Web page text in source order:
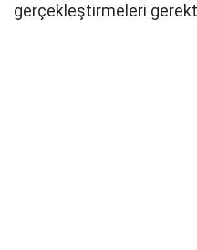
gerçekleştirmeleri